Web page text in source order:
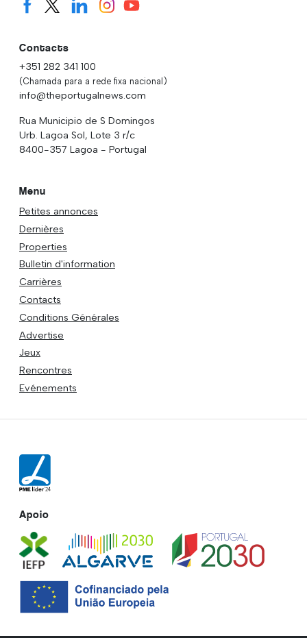
Contacts
+351 282 341 100
(Chamada para a rede fixa nacional)
info@theportugalnews.com
Rua Municipio de S Domingos
Urb. Lagoa Sol, Lote 3 r/c
8400-357 Lagoa - Portugal
Menu
Petites annonces
Dernières
Properties
Bulletin d'information
Carrières
Contacts
Conditions Générales
Advertise
Jeux
Rencontres
Evénements
Apoio